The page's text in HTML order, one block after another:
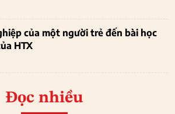
của một người trẻ đến bài học
HTX
Đọc nhiều